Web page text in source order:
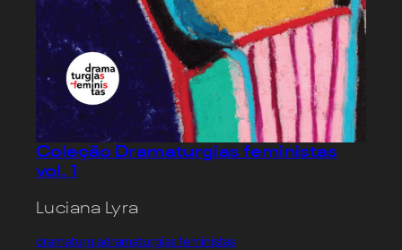
Coleção Dramaturgias feministas
vol. 1
Luciana Lyra
dramaturgiadramaturgias feministas